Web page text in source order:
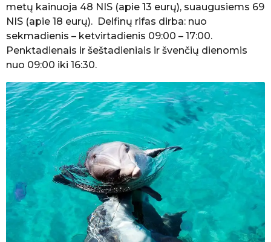
metų kainuoja 48 NIS (apie 13 eurų), suaugusiems 69
NIS (apie 18 eurų). Delfinų rifas dirba: nuo
sekmadienis – ketvirtadienis 09:00 – 17:00.
Penktadienais ir šeštadieniais ir švenčių dienomis
nuo 09:00 iki 16:30.